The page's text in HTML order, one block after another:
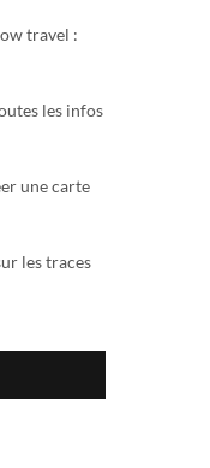
travel :
les infos
une carte
les traces